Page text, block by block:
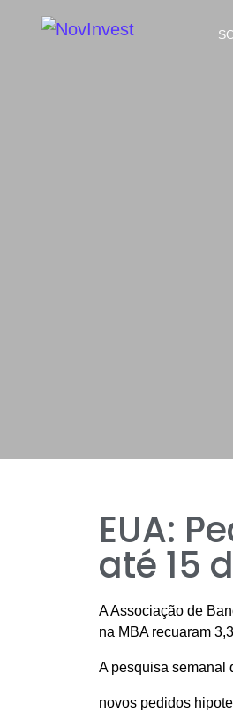
EUA:
até 15
A Associação de
na MBA recuaram
A pesquisa semanal
novos pedidos